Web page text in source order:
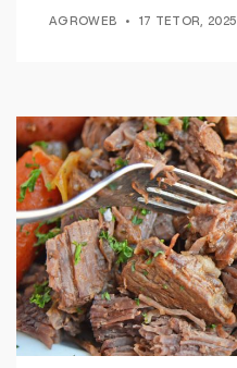
AGROWEB 17 TETOR, 2025